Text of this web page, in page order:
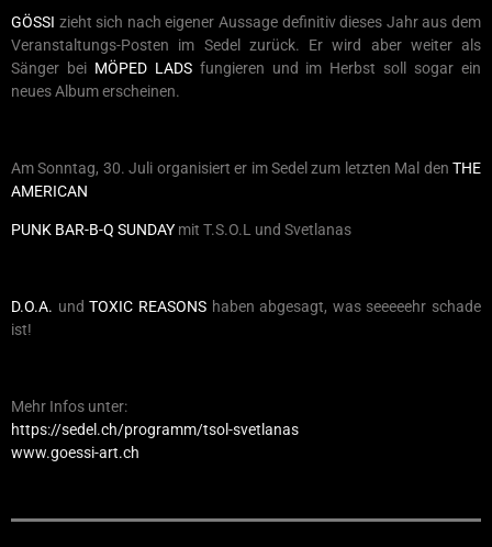
GÖSSI zieht sich nach eigener Aussage definitiv dieses Jahr aus dem
Veranstaltungs-Posten im Sedel zurück. Er wird aber weiter als
Sänger beiMÖPED LADSfungieren und im Herbst soll sogar ein
neues Album erscheinen.
Am Sonntag, 30. Juli organisiert er im Sedel zum letzten Mal den THE
AMERICAN
PUNK BAR-B-Q SUNDAY mit T.S.O.L und Svetlanas
D.O.A. undTOXIC REASONShaben abgesagt, was seeeeehr schade
ist!
Mehr Infos unter:
https://sedel.ch/programm/tsol-svetlanas
www.goessi-art.ch